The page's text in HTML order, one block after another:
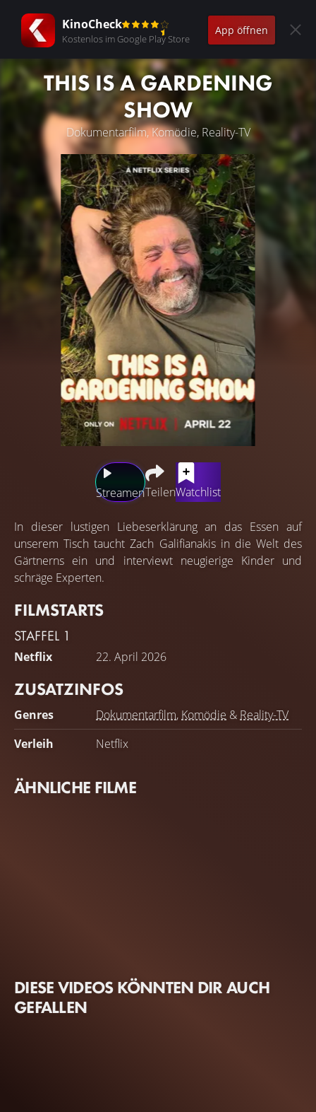
KinoCheck
Kostenlos im Google Play Store
App öffnen
THIS IS A GARDENING
SHOW
Dokumentarfilm, Komödie, Reality-TV
StreamenTeilenWatchlist
In dieser lustigen Liebeserklärung an das Essen auf
unserem Tisch taucht Zach Galifianakis in die Welt des
Gärtnerns ein und interviewt neugierige Kinder und
schräge Experten.
FILMSTARTS
STAFFEL 1
Netflix 22. April 2026
ZUSATZINFOS
Genres Dokumentarfilm, Komödie & Reality-TV
Verleih
Netflix
ÄHNLICHE FILME
DIESE VIDEOS KÖNNTEN DIR AUCH
GEFALLEN